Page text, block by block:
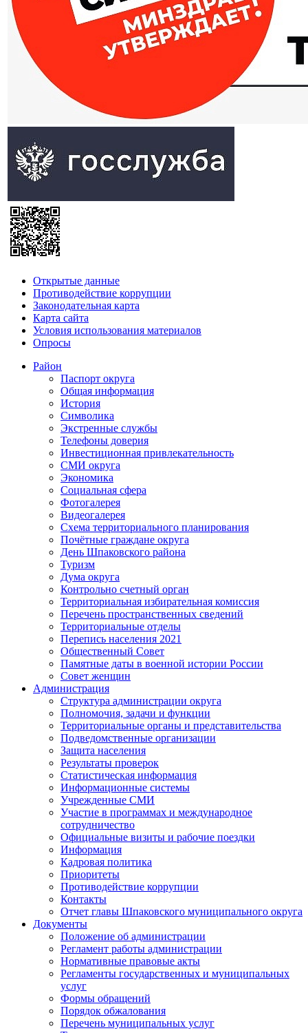
Открытые данные
Противодействие коррупции
Законодательная карта
Карта сайта
Условия использования материалов
Опросы
Район
Паспорт округа
Общая информация
История
Символика
Экстренные службы
Телефоны доверия
Инвестиционная привлекательность
СМИ округа
Экономика
Социальная сфера
Фотогалерея
Видеогалерея
Схема территориального планирования
Почётные граждане округа
День Шпаковского района
Туризм
Дума округа
Контрольно счетный орган
Территориальная избирательная комиссия
Перечень пространственных сведений
Территориальные отделы
Перепись населения 2021
Общественный Совет
Памятные даты в военной истории России
Совет женщин
Администрация
Структура администрации округа
Полномочия, задачи и функции
Территориальные органы и представительства
Подведомственные организации
Защита населения
Результаты проверок
Статистическая информация
Информационные системы
Учрежденные СМИ
Участие в программах и международное
сотрудничество
Официальные визиты и рабочие поездки
Информация
Кадровая политика
Приоритеты
Противодействие коррупции
Контакты
Отчет главы Шпаковского муниципального округа
Документы
Положение об администрации
Регламент работы администрации
Нормативные правовые акты
Регламенты государственных и муниципальных
услуг
Формы обращений
Порядок обжалования
Перечень муниципальных услуг